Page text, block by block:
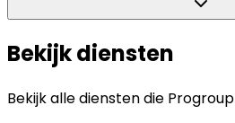
Bekijk diensten
Bekijk alle diensten die Progroup